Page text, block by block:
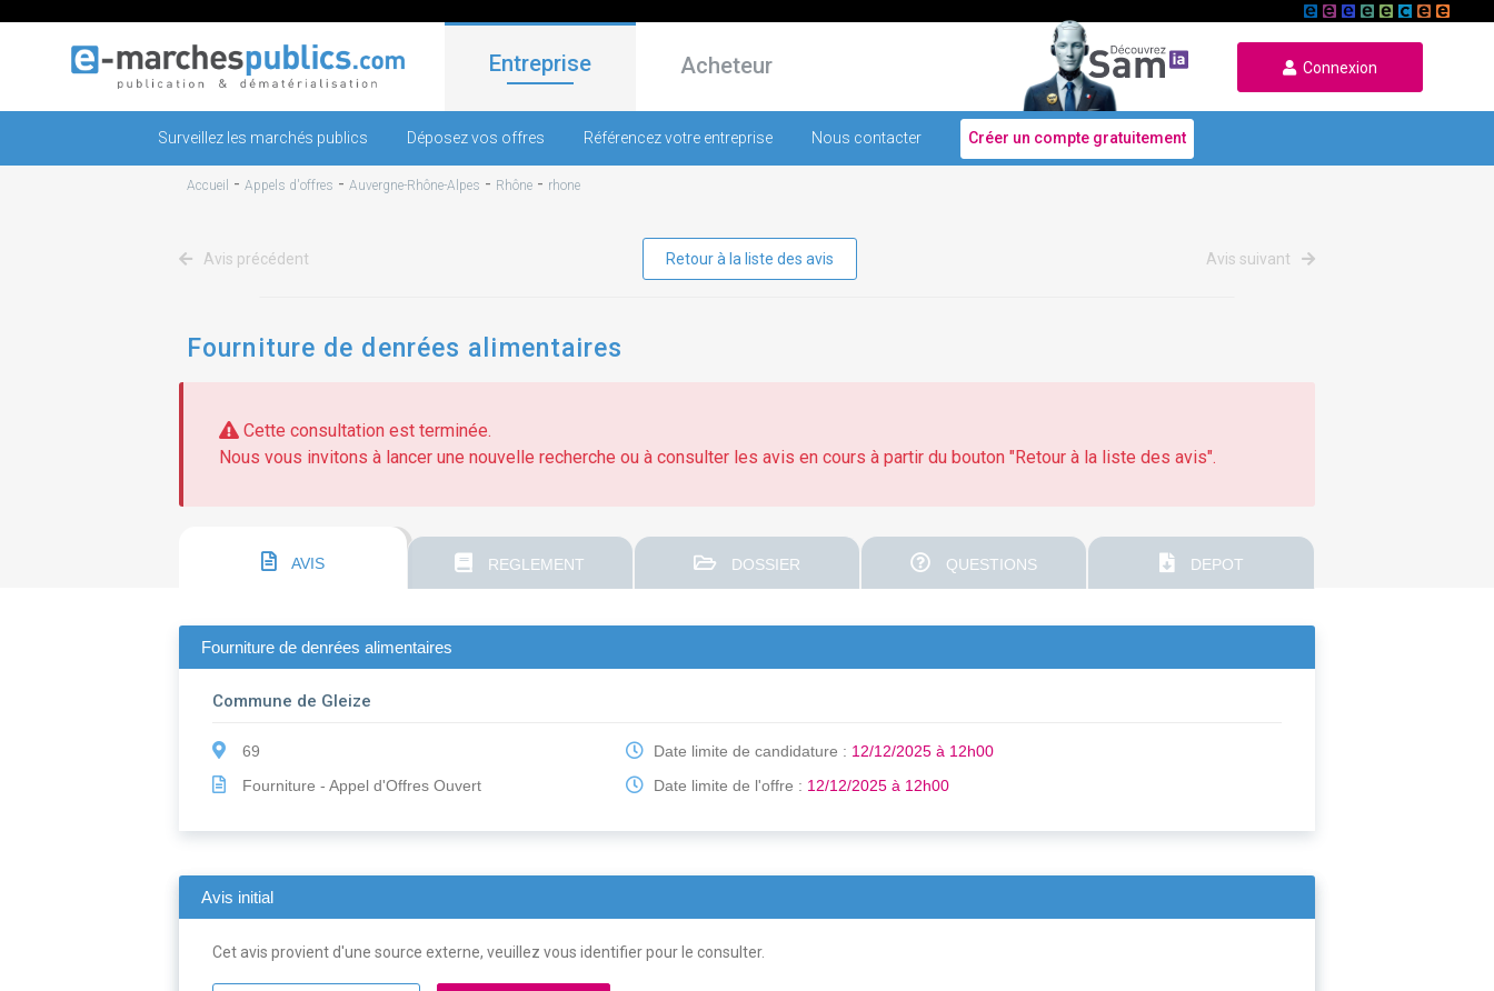
Entreprise Acheteur Connexion
Surveillez les marchés publics Déposez vos offres Référencez votre entreprise Nous contacter Créer un compte gratuitement
Accueil - Appels d'offres - Auvergne-Rhône-Alpes - Rhône - rhone
Avis précédent Retour à la liste des avis Avis suivant
Fourniture de denrées alimentaires
Cette consultation est terminée.
Nous vous invitons à lancer une nouvelle recherche ou à consulter les avis en cours à partir du bouton "Retour à la liste des avis".
AVIS REGLEMENT DOSSIER QUESTIONS DEPOT
Fourniture de denrées alimentaires
Commune de Gleize
69
Fourniture - Appel d'Offres Ouvert
Date limite de candidature : 12/12/2025 à 12h00
Date limite de l'offre : 12/12/2025 à 12h00
Avis initial
Cet avis provient d'une source externe, veuillez vous identifier pour le consulter.